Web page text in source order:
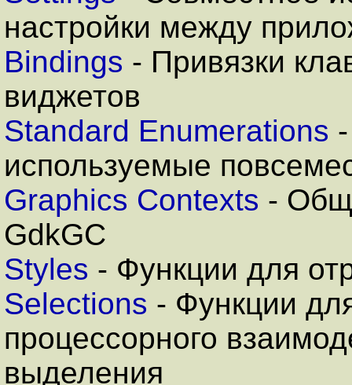
настройки между
Bindings - Привязки
виджетов
Standard Enumerations
используемые
Graphics Contexts -
GdkGC
Styles - Функции для
Selections - Функции
процессорного
выделения